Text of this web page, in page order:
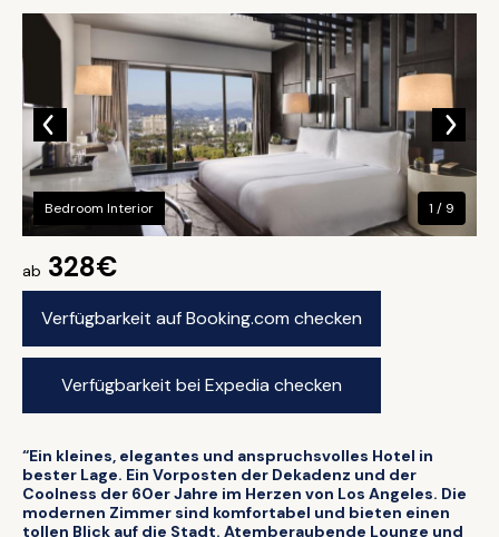
ab 328€
Verfügbarkeit auf Booking.com checken
Verfügbarkeit bei Expedia checken
Bedroom Interior 1 / 9
“Ein kleines, elegantes und anspruchsvolles Hotel in
bester Lage. Ein Vorposten der Dekadenz und der
Coolness der 60er Jahre im Herzen von Los Angeles. Die
modernen Zimmer sind komfortabel und bieten einen
tollen Blick auf die Stadt. Atemberaubende Lounge und